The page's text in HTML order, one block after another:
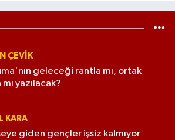
ÇEVİK
geleceği rantla mı, ortak
mı yazılacak?
KARA
giden gençler işsiz kalmıyor